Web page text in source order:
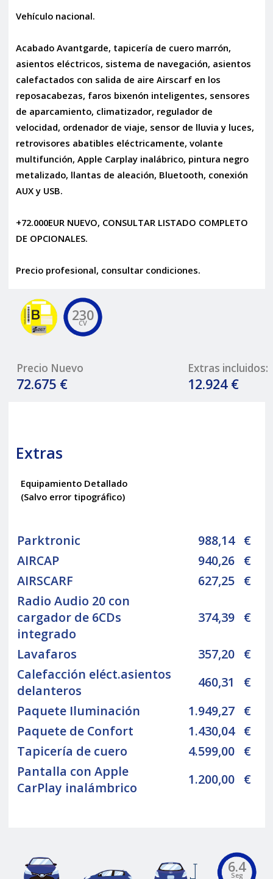
Vehículo nacional.
Acabado Avantgarde, tapicería de cuero marrón,
asientos eléctricos, sistema de navegación, asientos
calefactados con salida de aire Airscarf en los
reposacabezas, faros bixenón inteligentes, sensores
de aparcamiento, climatizador, regulador de
velocidad, ordenador de viaje, sensor de lluvia y luces,
retrovisores abatibles eléctricamente, volante
multifunción, Apple Carplay inalábrico, pintura negro
metalizado, llantas de aleación, Bluetooth, conexión
AUX y USB.
+72.000EUR NUEVO, CONSULTAR LISTADO COMPLETO
DE OPCIONALES.
Precio profesional, consultar condiciones.
230
CV
Precio Nuevo
72.675 €
Extras incluidos:
12.924 €
Extras
Equipamiento Detallado
(Salvo error tipográfico)
Parktronic 988,14 €
AIRCAP
940,26 €
AIRSCARF
627,25 €
Radio Audio 20 con
cargador de 6CDs
integrado
374,39 €
Lavafaros 357,20 €
Calefacción eléct.asientos
delanteros
460,31
€
Paquete Iluminación
1.949,27 €
Paquete de Confort
1.430,04 €
Tapicería de cuero
4.599,00 €
Pantalla con Apple
CarPlay inalámbrico
1.200,00 €
6.4
Seg